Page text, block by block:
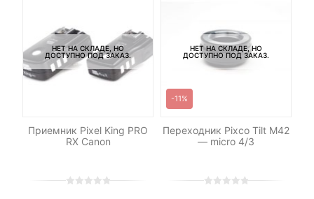
НЕТ НА СКЛАДЕ, НО
ДОСТУПНО ПОД ЗАКАЗ.
Приемник Pixel King PRO
RX Canon
НЕТ НА СКЛАДЕ, НО
ДОСТУПНО ПОД ЗАКАЗ.
-11%
Переходник Pixco Tilt M42
— micro 4/3